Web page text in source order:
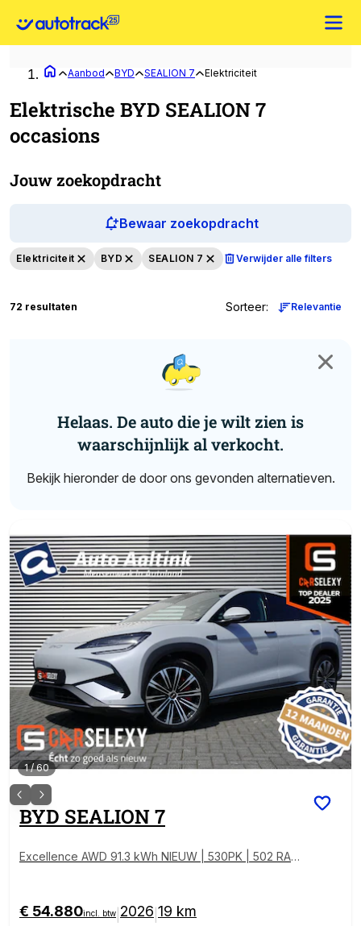
Aanbod BYD SEALION 7 Elektriciteit
Elektrische BYD SEALION 7
occasions
Jouw zoekopdracht
Bewaar zoekopdracht
Elektriciteit BYD SEALION 7 Verwijder alle filters
72 resultaten Sorteer: Relevantie
Helaas. De auto die je wilt zien is
waarschijnlijk al verkocht.
Bekijk hieronder de door ons gevonden alternatieven.
1/60
BYD SEALION 7
Excellence AWD 91.3 kWh NIEUW | 530PK | 502 RAN
€ 54.880incl. btw 2026 19 km